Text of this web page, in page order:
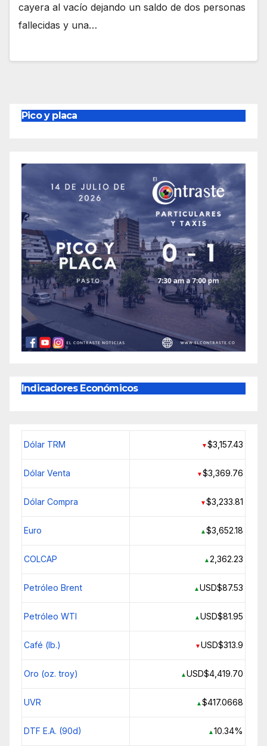
cayera al vacío dejando un saldo de dos personas
fallecidas y una…
Pico y placa
Indicadores Económicos
Dólar TRM ▼$3,157.43
Dólar Venta ▼$3,369.76
Dólar Compra ▼$3,233.81
Euro ▲$3,652.18
COLCAP ▲2,362.23
Petróleo Brent ▲USD$87.53
Petróleo WTI ▲USD$81.95
Café (lb.) ▼USD$313.9
Oro (oz. troy) ▲USD$4,419.70
UVR ▲$417.0668
DTF E.A. (90d) ▲10.34%